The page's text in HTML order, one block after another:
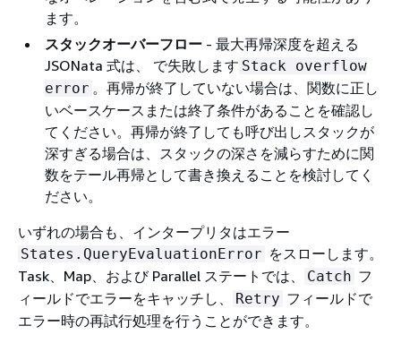
ます。
スタックオーバーフロー - 最大再帰深度を超える
JSONata 式は、 で失敗します Stack overflow
error 。再帰が終了していない場合は、関数に正し
いベースケースまたは終了条件があることを確認し
てください。再帰が終了しても呼び出しスタックが
深すぎる場合は、スタックの深さを減らすために関
数をテール再帰として書き換えることを検討してく
ださい。
いずれの場合も、インタープリタはエラー
States.QueryEvaluationError をスローします。
Task、Map、および Parallel ステートでは、
Catch フ
ィールドでエラーをキャッチし、
Retry フィールドで
エラー時の再試行処理を行うことができます。